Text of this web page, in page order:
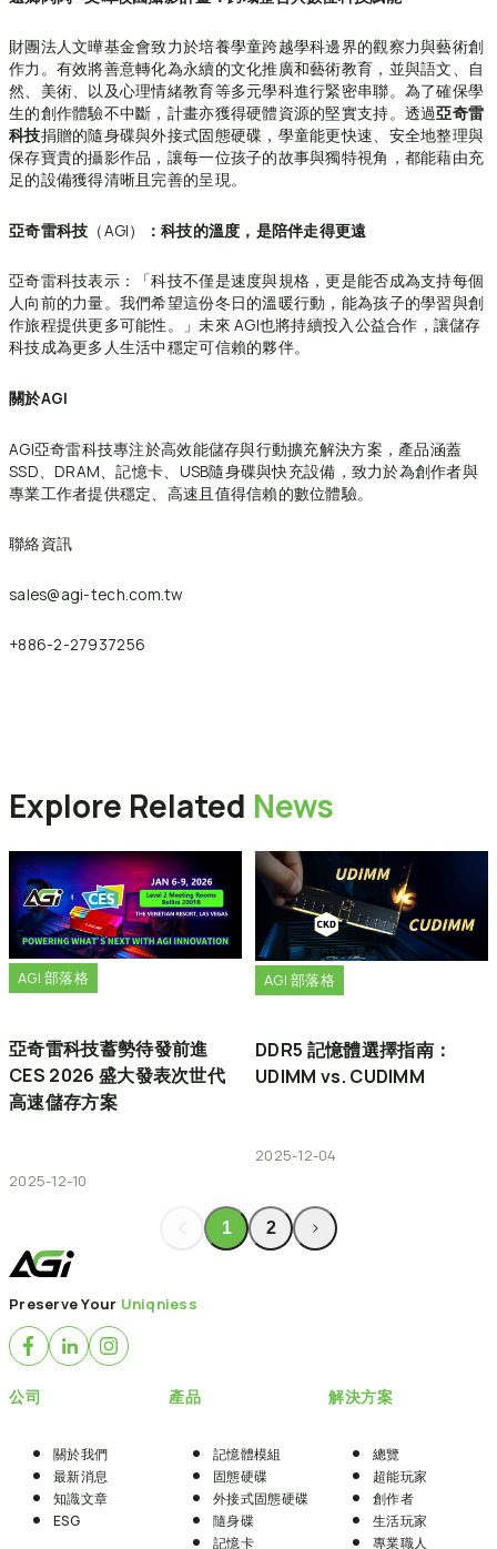
財團法人文曄基金會致力於培養學童跨越學科邊界的觀察力與藝術創
作力。有效將善意轉化為永續的文化推廣和藝術教育，並與語文、自
然、美術、以及心理情緒教育等多元學科進行緊密串聯。為了確保學
生的創作體驗不中斷，計畫亦獲得硬體資源的堅實支持。透過亞奇雷
科技捐贈的隨身碟與外接式固態硬碟，學童能更快速、安全地整理與
保存寶貴的攝影作品，讓每一位孩子的故事與獨特視角，都能藉由充
足的設備獲得清晰且完善的呈現。
亞奇雷科技 （AGI） ：科技的溫度，是陪伴走得更遠
亞奇雷科技表示：「科技不僅是速度與規格，更是能否成為支持每個
人向前的力量。我們希望這份冬日的溫暖行動，能為孩子的學習與創
作旅程提供更多可能性。」未來 AGI也將持續投入公益合作，讓儲存
科技成為更多人生活中穩定可信賴的夥伴。
關於AGI
AGI亞奇雷科技專注於高效能儲存與行動擴充解決方案，產品涵蓋
SSD、DRAM、記憶卡、USB隨身碟與快充設備，致力於為創作者與
專業工作者提供穩定、高速且值得信賴的數位體驗。
聯絡資訊
sales@agi-tech.com.tw
+886-2-27937256
Explore Related News
AGI 部落格
亞奇雷科技蓄勢待發前進
CES 2026 盛大發表次世代
高速儲存方案
2025-12-10
AGI 部落格
DDR5 記憶體選擇指南：
UDIMM vs. CUDIMM
2025-12-04
1 2
Preserve Your Uniqniess
公司
關於我們
最新消息
知識文章
ESG
產品
記憶體模組
固態硬碟
外接式固態硬碟
隨身碟
記憶卡
解決方案
總覽
超能玩家
創作者
生活玩家
專業職人